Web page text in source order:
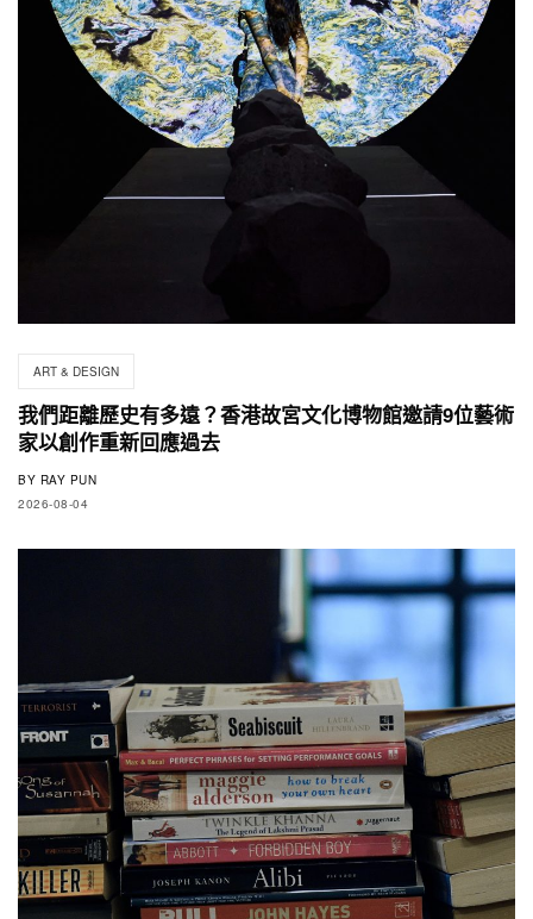
ART & DESIGN
我們距離歷史有多遠？香港故宮文化博物館邀請9位藝術
家以創作重新回應過去
BY RAY PUN
2026-08-04